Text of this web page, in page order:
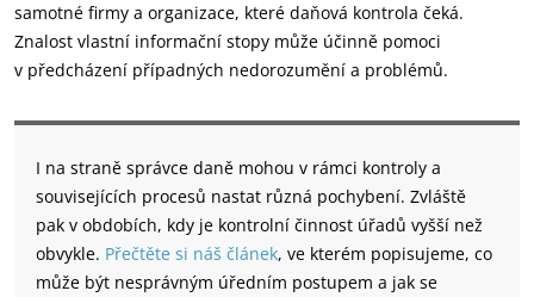
samotné firmy a organizace, které daňová kontrola čeká.
Znalost vlastní informační stopy může účinně pomoci
v předcházení případných nedorozumění a problémů.
I na straně správce daně mohou v rámci kontroly a
souvisejících procesů nastat různá pochybení. Zvláště
pak v obdobích, kdy je kontrolní činnost úřadů vyšší než
obvykle. Přečtěte si náš článek, ve kterém popisujeme, co
může být nesprávným úředním postupem a jak se